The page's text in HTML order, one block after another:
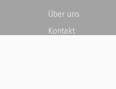
Über uns
Kontakt